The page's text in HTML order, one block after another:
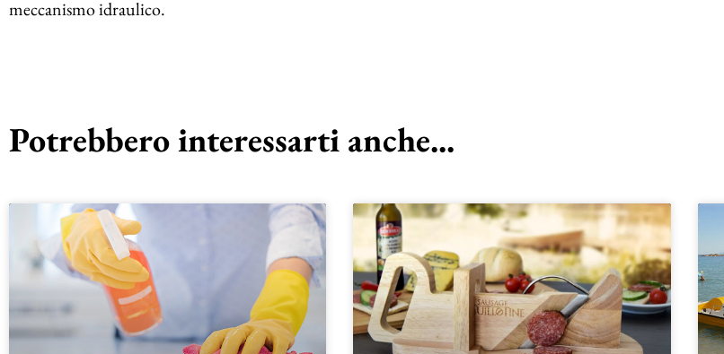
meccanismo idraulico.
Potrebbero interessarti anche...